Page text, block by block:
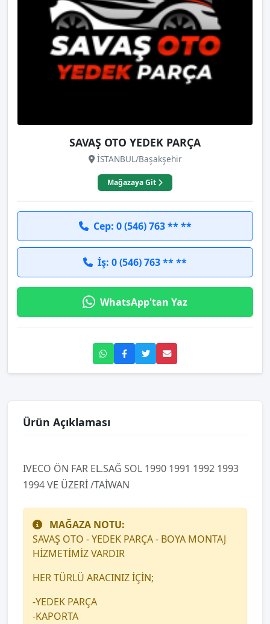
SAVAŞ OTO YEDEK PARÇA
İSTANBUL/Başakşehir
Mağazaya Git
Cep: 0 (546) 763 ** **
İş: 0 (546) 763 ** **
WhatsApp'tan Yaz
Ürün Açıklaması
IVECO ÖN FAR EL.SAĞ SOL 1990 1991 1992 1993
1994 VE ÜZERİ /TAİWAN
MAĞAZA NOTU:
SAVAŞ OTO - YEDEK PARÇA - BOYA MONTAJ
HİZMETİMİZ VARDIR
HER TÜRLÜ ARACINIZ İÇİN;
-YEDEK PARÇA
-KAPORTA